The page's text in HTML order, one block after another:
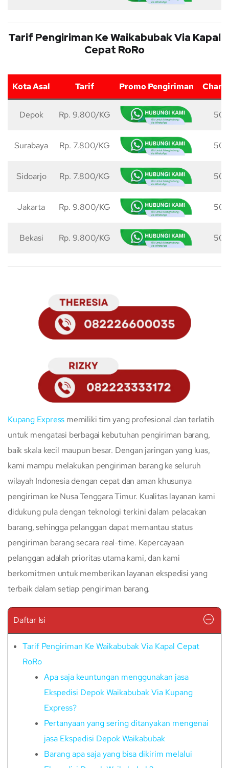
Tarif Pengiriman Ke Waikabubak Via Kapal
Cepat RoRo
Kota Asal Tarif Promo Pengiriman
Depok Rp. 9.800/KG 50
Surabaya Rp. 7.800/KG 50
Sidoarjo Rp. 7.800/KG 50
Jakarta Rp. 9.800/KG 50
Bekasi Rp. 9.800/KG 50
Kupang Express memiliki tim yang profesional dan terlatih
untuk mengatasi berbagai kebutuhan pengiriman barang,
baik skala kecil maupun besar. Dengan jaringan yang luas,
kami mampu melakukan pengiriman barang ke seluruh
wilayah Indonesia dengan cepat dan aman khusunya
pengiriman ke Nusa Tenggara Timur. Kualitas layanan kami
didukung pula dengan teknologi terkini dalam pelacakan
barang, sehingga pelanggan dapat memantau status
pengiriman barang secara real-time. Kepercayaan
pelanggan adalah prioritas utama kami, dan kami
berkomitmen untuk memberikan layanan ekspedisi yang
terbaik dalam setiap pengiriman barang.
Daftar Isi
Tarif Pengiriman Ke Waikabubak Via Kapal Cepat
RoRo
Apa saja keuntungan menggunakan jasa
Ekspedisi Depok Waikabubak Via Kupang
Express?
Pertanyaan yang sering ditanyakan mengenai
jasa Ekspedisi Depok Waikabubak
Barang apa saja yang bisa dikirim melalui